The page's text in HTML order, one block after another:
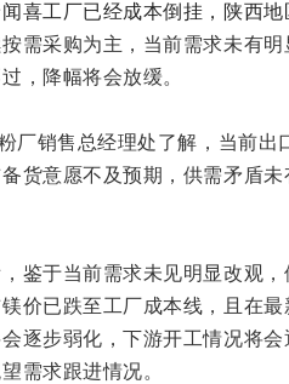
喜工厂已经成本倒挂，陕西
需采购为主，当前需求未有
过，降幅将会放缓。
厂销售总经理处了解，当前出
货意愿不及预期，供需矛盾
鉴于当前需求未见明显改观
价已跌至工厂成本线，且在
逐步弱化，下游开工情况将
需求跟进情况。